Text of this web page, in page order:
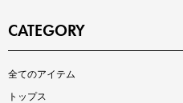
注目の新作が販売開始
CATEGORY
全てのアイテム
トップス